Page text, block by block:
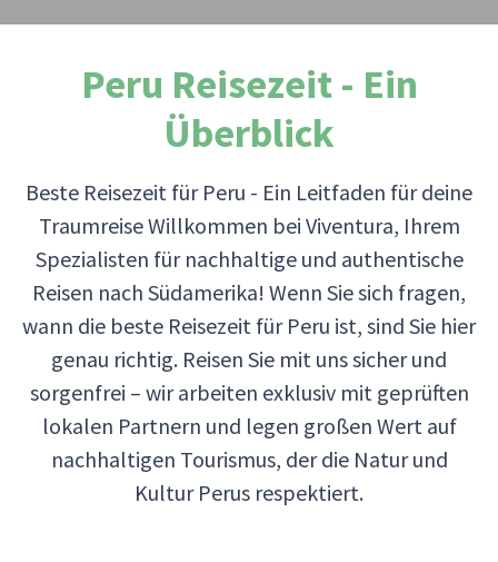
Peru Reisezeit - Ein
Überblick
Beste Reisezeit für Peru - Ein Leitfaden für deine
Traumreise Willkommen bei Viventura, Ihrem
Spezialisten für nachhaltige und authentische
Reisen nach Südamerika! Wenn Sie sich fragen,
wann die beste Reisezeit für Peru ist, sind Sie hier
genau richtig. Reisen Sie mit uns sicher und
sorgenfrei – wir arbeiten exklusiv mit geprüften
lokalen Partnern und legen großen Wert auf
nachhaltigen Tourismus, der die Natur und
Kultur Perus respektiert.